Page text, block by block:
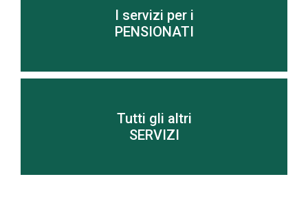
I servizi per i
PENSIONATI
Scopri di più
Tutti gli altri
SERVIZI
Scopri di più